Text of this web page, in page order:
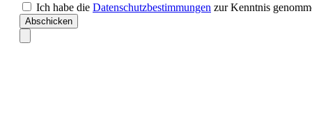
Ich habe die Datenschutzbestimmungen zur Kenntnis
Abschicken